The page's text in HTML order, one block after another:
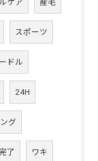
ケア 産毛
スポーツ
ドル
24H
グ
了 ワキ